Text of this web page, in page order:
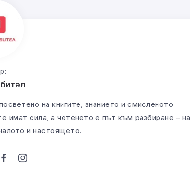
на книгите, знанието и смисленото
имат сила, а четенето е път към разбиране – на
и настоящето.